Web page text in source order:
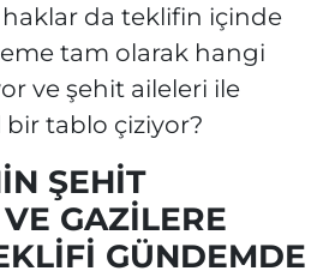
haklar da teklifin içinde
tam olarak hangi
ve şehit aileleri ile
bir tablo çiziyor?
ŞEHİT
GAZİLERE
GÜNDEMDE